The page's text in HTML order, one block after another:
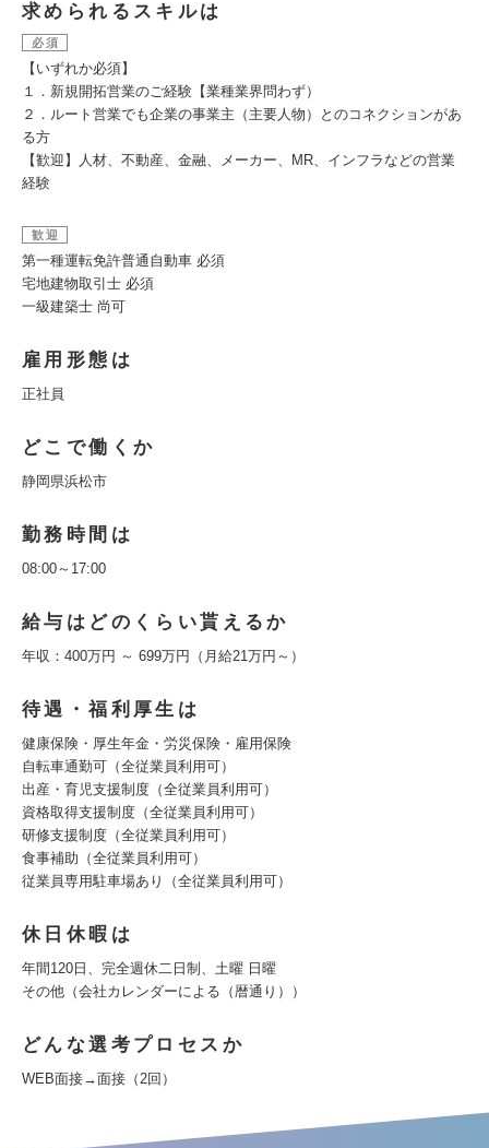
求められるスキルは
必須
【いずれか必須】
１．新規開拓営業のご経験【業種業界問わず）
２．ルート営業でも企業の事業主（主要人物）とのコネクションがあ
る方
【歓迎】人材、不動産、金融、メーカー、MR、インフラなどの営業
経験
歓迎
第一種運転免許普通自動車 必須
宅地建物取引士 必須
一級建築士 尚可
雇用形態は
正社員
どこで働くか
静岡県浜松市
勤務時間は
08:00～17:00
給与はどのくらい貰えるか
年収：400万円 ～ 699万円（月給21万円～）
待遇・福利厚生は
健康保険・厚生年金・労災保険・雇用保険
自転車通勤可（全従業員利用可）
出産・育児支援制度（全従業員利用可）
資格取得支援制度（全従業員利用可）
研修支援制度（全従業員利用可）
食事補助（全従業員利用可）
従業員専用駐車場あり（全従業員利用可）
休日休暇は
年間120日、完全週休二日制、土曜 日曜
その他（会社カレンダーによる（暦通り））
どんな選考プロセスか
WEB面接→面接（2回）